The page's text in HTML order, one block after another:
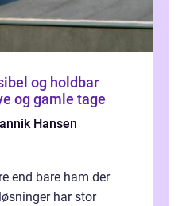
og holdbar
og gamle tage
Hansen
end bare ham der
har stor